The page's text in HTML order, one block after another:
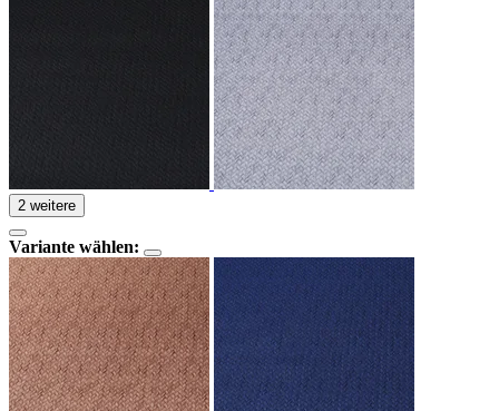
2 weitere
Variante wählen: